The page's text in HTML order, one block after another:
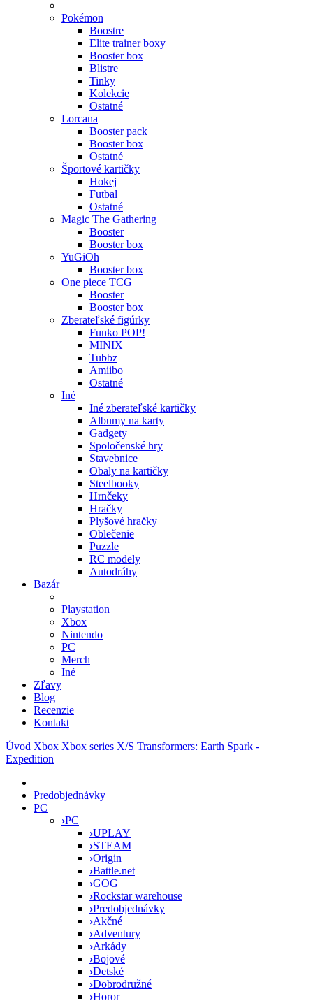
Pokémon
Boostre
Elite trainer boxy
Booster box
Blistre
Tinky
Kolekcie
Ostatné
Lorcana
Booster pack
Booster box
Ostatné
Športové kartičky
Hokej
Futbal
Ostatné
Magic The Gathering
Booster
Booster box
YuGiOh
Booster box
One piece TCG
Booster
Booster box
Zberateľské figúrky
Funko POP!
MINIX
Tubbz
Amiibo
Ostatné
Iné
Iné zberateľské kartičky
Albumy na karty
Gadgety
Spoločenské hry
Stavebnice
Obaly na kartičky
Steelbooky
Hrnčeky
Hračky
Plyšové hračky
Oblečenie
Puzzle
RC modely
Autodráhy
Bazár
Playstation
Xbox
Nintendo
PC
Merch
Iné
Zľavy
Blog
Recenzie
Kontakt
Úvod Xbox Xbox series X/S Transformers: Earth Spark -
Expedition
Predobjednávky
PC
›PC
›UPLAY
›STEAM
›Origin
›Battle.net
›GOG
›Rockstar warehouse
›Predobjednávky
›Akčné
›Adventury
›Arkády
›Bojové
›Detské
›Dobrodružné
›Horor